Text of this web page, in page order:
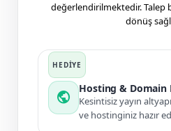
değerlendirilmektedir. Talep
dönüş
public
Hosting & Domain
Kesintisiz yayın
ve hostinginiz hazır